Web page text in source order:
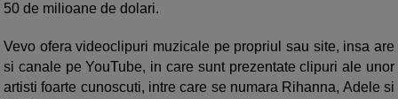
50 de milioane de dolari.
Vevo ofera videoclipuri muzicale pe propriul sau site, insa are
si canale pe YouTube, in care sunt prezentate clipuri ale unor
artisti foarte cunoscuti, intre care se numara Rihanna, Adele si